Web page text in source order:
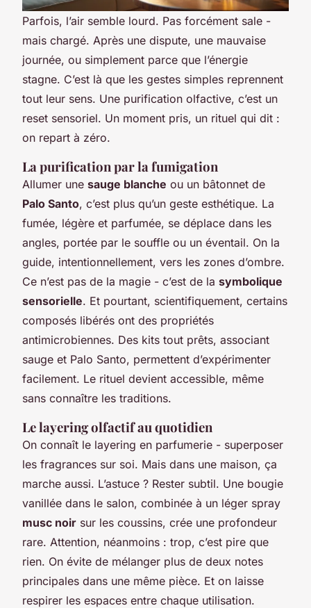
Parfois, l’air semble lourd. Pas forcément sale -
mais chargé. Après une dispute, une mauvaise
journée, ou simplement parce que l’énergie
stagne. C’est là que les gestes simples reprennent
tout leur sens. Une purification olfactive, c’est un
reset sensoriel. Un moment pris, un rituel qui dit :
on repart à zéro.
La purification par la fumigation
Allumer une sauge blanche ou un bâtonnet de
Palo Santo, c’est plus qu’un geste esthétique. La
fumée, légère et parfumée, se déplace dans les
angles, portée par le souffle ou un éventail. On la
guide, intentionnellement, vers les zones d’ombre.
Ce n’est pas de la magie - c’est de la symbolique
sensorielle. Et pourtant, scientifiquement, certains
composés libérés ont des propriétés
antimicrobiennes. Des kits tout prêts, associant
sauge et Palo Santo, permettent d’expérimenter
facilement. Le rituel devient accessible, même
sans connaître les traditions.
Le layering olfactif au quotidien
On connaît le layering en parfumerie - superposer
les fragrances sur soi. Mais dans une maison, ça
marche aussi. L’astuce ? Rester subtil. Une bougie
vanillée dans le salon, combinée à un léger spray
musc noir sur les coussins, crée une profondeur
rare. Attention, néanmoins : trop, c’est pire que
rien. On évite de mélanger plus de deux notes
principales dans une même pièce. Et on laisse
respirer les espaces entre chaque utilisation.